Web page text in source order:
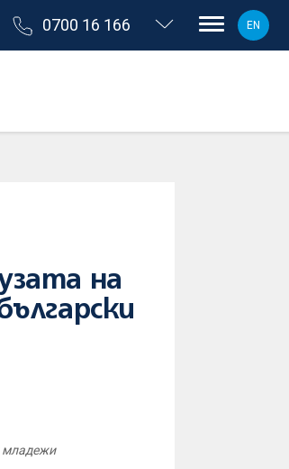
0700 16 166 EN
на
младежи